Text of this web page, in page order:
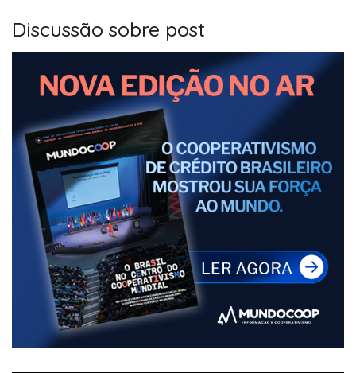
Discussão sobre post